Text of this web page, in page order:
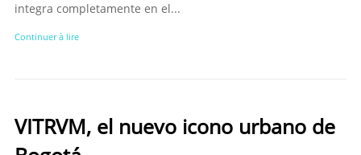
integra completamente en el...
Continuer à lire
VITRVM, el nuevo icono urbano de